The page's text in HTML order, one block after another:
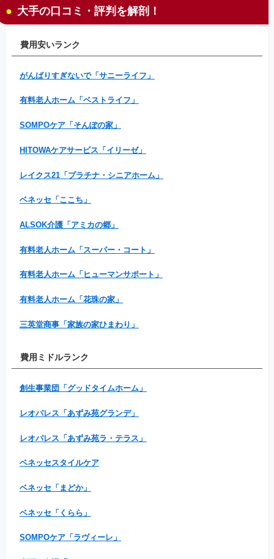
大手の口コミ・評判を解剖！
費用安いランク
がんばりすぎないで「サニーライフ」
有料老人ホーム「ベストライフ」
SOMPOケア「そんぽの家」
HITOWAケアサービス「イリーゼ」
レイクス21「プラチナ・シニアホーム」
ベネッセ「ここち」
ALSOK介護「アミカの郷」
有料老人ホーム「スーパー・コート」
有料老人ホーム「ヒューマンサポート」
有料老人ホーム「花珠の家」
三英堂商事「家族の家ひまわり」
費用ミドルランク
創生事業団「グッドタイムホーム」
レオパレス「あずみ苑グランデ」
レオパレス「あずみ苑ラ・テラス」
ベネッセスタイルケア
ベネッセ「まどか」
ベネッセ「くらら」
SOMPOケア「ラヴィーレ」